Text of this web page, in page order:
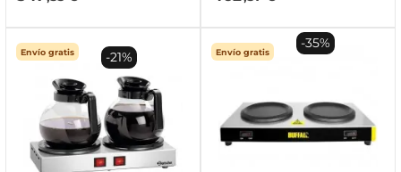
Envío gratis -21% Envío gratis
-35%